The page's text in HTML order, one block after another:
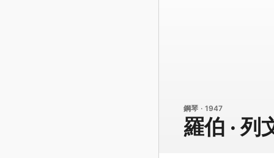
鋼琴 · 1947
羅伯 · 列